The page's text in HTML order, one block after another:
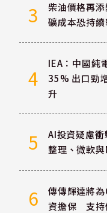
3
柴油價格再
礦成本恐持
4
IEA：中國純
35% 出口勁
升
5
AI投資疑慮
整理、微軟
6
傳傳輝達將
資擔保 支持